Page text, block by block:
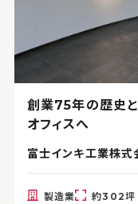
創業75年の歴史
オフィスへ
富士インキ工業株式
製造業 約302坪